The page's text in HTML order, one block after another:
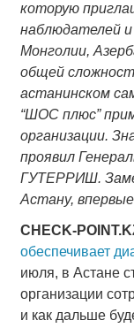
которую
наблюдателей
Монголии,
общей
астанинском
“ШОС плюс”
организации.
проявил
ГУТЕРРИШ.
Астану,
CHECK-
обеспечивает
июля, в Астане
организации
и как дальше